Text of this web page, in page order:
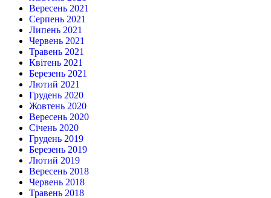
Вересень 2021
Серпень 2021
Липень 2021
Червень 2021
Травень 2021
Квітень 2021
Березень 2021
Лютий 2021
Грудень 2020
Жовтень 2020
Вересень 2020
Січень 2020
Грудень 2019
Березень 2019
Лютий 2019
Вересень 2018
Червень 2018
Травень 2018